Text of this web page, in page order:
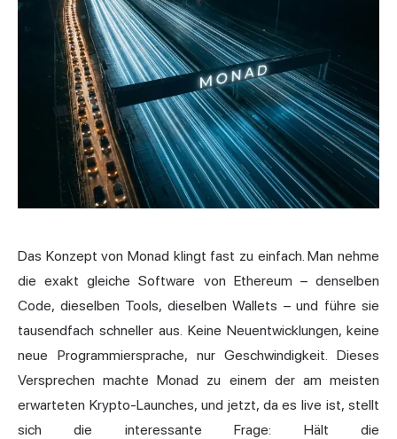
Das Konzept von Monad klingt fast zu einfach. Man nehme
die exakt gleiche Software von Ethereum – denselben
Code, dieselben Tools, dieselben Wallets – und führe sie
tausendfach schneller aus. Keine Neuentwicklungen, keine
neue Programmiersprache, nur Geschwindigkeit. Dieses
Versprechen machte Monad zu einem der am meisten
erwarteten Krypto-Launches, und jetzt, da es live ist, stellt
sich die interessante Frage: Hält die